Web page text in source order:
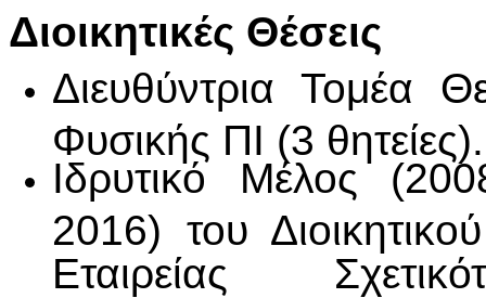
Διοικητικές Θέσεις
Διευθύντρια Τομέα
Φυσικής ΠΙ (3 θητείες).
Ιδρυτικό Μέλος
2016) του
Εταιρείας